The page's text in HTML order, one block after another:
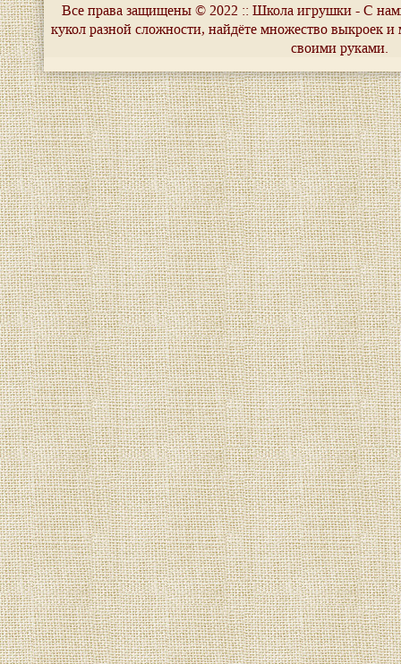
Все права защищены © 2022 :: Школа игрушки - С
кукол разной сложности, найдёте множество выкроек
своими руками.